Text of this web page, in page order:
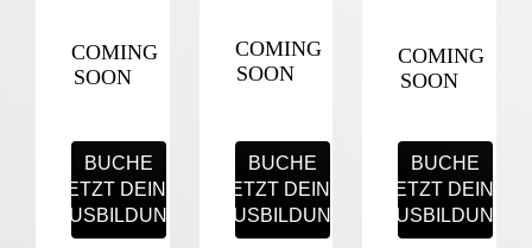
COMING
SOON
BUCHE
JETZT DEINE
AUSBILDUNG
COMING
SOON
BUCHE
JETZT DEINE
AUSBILDUNG
COMING
SOON
BUCHE
JETZT DEINE
AUSBILDUNG